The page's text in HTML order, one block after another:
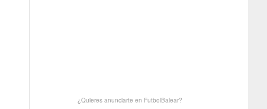
¿Quieres anunciarte en FutbolBalear?